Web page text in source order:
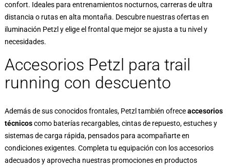
confort. Ideales para entrenamientos nocturnos, carreras de ultra
distancia o rutas en alta montaña. Descubre nuestras ofertas en
iluminación Petzl y elige el frontal que mejor se ajusta a tu nivel y
necesidades.
Accesorios Petzl para trail
running con descuento
Además de sus conocidos frontales, Petzl también ofreceaccesorios
técnicoscomo baterías recargables, cintas de repuesto, estuches y
sistemas de carga rápida, pensados para acompañarte en
condiciones exigentes. Completa tu equipación con los accesorios
adecuados y aprovecha nuestras promociones en productos